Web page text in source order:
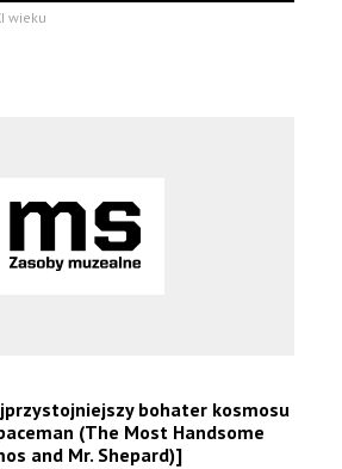
wieku
bohater kosmosu
(The Most Handsome
and Mr. Shepard)]